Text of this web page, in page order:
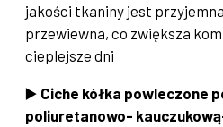
jakości tkaniny jest
przewiewna, co zwiększa
cieplejsze dni
▶️ Ciche kółka powleczone
poliuretanowo-